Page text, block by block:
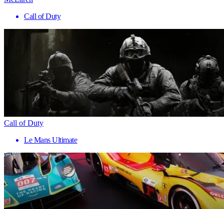
Call of Duty
Call of Duty
Le Mans Ultimate